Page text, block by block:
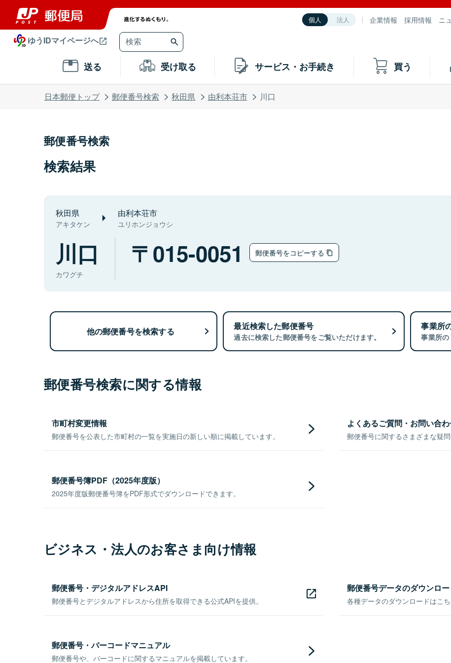
個人 法人 企業情報 採用情報 ニ
ゆうIDマイページへ
送る 受け取る サービス・お手続き 買う
日本郵便トップ 郵便番号検索 秋田県 由利本荘市 川口
郵便番号検索
検索結果
秋田県
アキタケン
由利本荘市
ユリホンジョウシ
川口
カワグチ
015-0051 郵便番号をコピーする
他の郵便番号を検索する 最近検索した郵便番号
過去に検索した郵便番号をご覧いただけます。
事業所
事業所の
郵便番号検索に関する情報
市町村変更情報
郵便番号を公表した市町村の一覧を実施日の新しい順に掲載しています。
よくあるご質問・お問い合
郵便番号に関するさまざまな疑問
郵便番号簿PDF（2025年度版）
2025年度版郵便番号簿をPDF形式でダウンロードできます。
ビジネス・法人のお客さま向け情報
郵便番号・デジタルアドレスAPI
郵便番号とデジタルアドレスから住所を取得できる公式APIを提供。
郵便番号データのダウンロ
各種データのダウンロードはこ
郵便番号・バーコードマニュアル
郵便番号や、バーコードに関するマニュアルを掲載しています。